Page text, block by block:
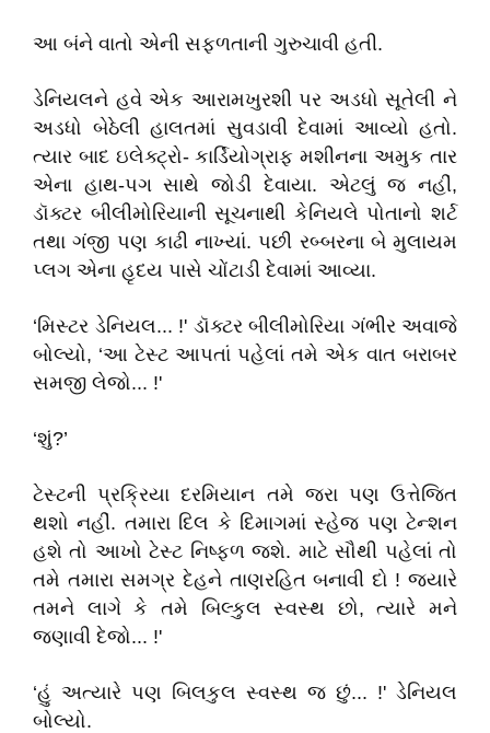
આ બંને વાતો એની સફળતાની ગુરુચાવી હતી.
ડેનિયલને હવે એક આરામખુરશી પર અડધો સૂતેલી ને
અડધો બેઠેલી હાલતમાં સુવડાવી દેવામાં આવ્યો હતો.
ત્યાર બાદ ઇલેક્ટ્રો- કાર્ડિયોગ્રાફ મશીનના અમુક તાર
એના હાથ-પગ સાથે જોડી દેવાયા. એટલું જ નહીં,
ડૉક્ટર બીલીમોરિયાની સૂચનાથી કેનિયલે પોતાનો શર્ટ
તથા ગંજી પણ કાઢી નાખ્યાં. પછી રબ્બરના બે મુલાયમ
પ્લગ એના હૃદય પાસે ચોંટાડી દેવામાં આવ્યા.
‘મિસ્ટર ડેનિયલ... !' ડૉક્ટર બીલીમોરિયા ગંભીર અવાજે
બોલ્યો, ‘આ ટેસ્ટ આપતાં પહેલાં તમે એક વાત બરાબર
સમજી લેજો... !'
‘શું?’
ટેસ્ટની પ્રક્રિયા દરમિયાન તમે જરા પણ ઉત્તેજિત
થશો નહીં. તમારા દિલ કે દિમાગમાં સ્હેજ પણ ટેન્શન
હશે તો આખો ટેસ્ટ નિષ્ફળ જશે. માટે સૌથી પહેલાં તો
તમે તમારા સમગ્ર દેહને તાણરહિત બનાવી દો ! જ્યારે
તમને લાગે કે તમે બિલ્કુલ સ્વસ્થ છો, ત્યારે મને
જણાવી દેજો... !'
‘હું અત્યારે પણ બિલકુલ સ્વસ્થ જ છું... !' ડેનિયલ
બોલ્યો.